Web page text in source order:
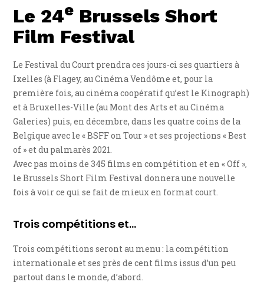
Le 24e Brussels Short
Film Festival
Le Festival du Court prendra ces jours-ci ses quartiers à
Ixelles (à Flagey, au Cinéma Vendôme et, pour la
première fois, au cinéma coopératif qu’est le Kinograph)
et à Bruxelles-Ville (au Mont des Arts et au Cinéma
Galeries) puis, en décembre, dans les quatre coins de la
Belgique avec le « BSFF on Tour » et ses projections « Best
of » et du palmarès 2021.
Avec pas moins de 345 films en compétition et en « Off »,
le Brussels Short Film Festival donnera une nouvelle
fois à voir ce qui se fait de mieux en format court.
Trois compétitions et…
Trois compétitions seront au menu : la compétition
internationale et ses près de cent films issus d’un peu
partout dans le monde, d’abord.